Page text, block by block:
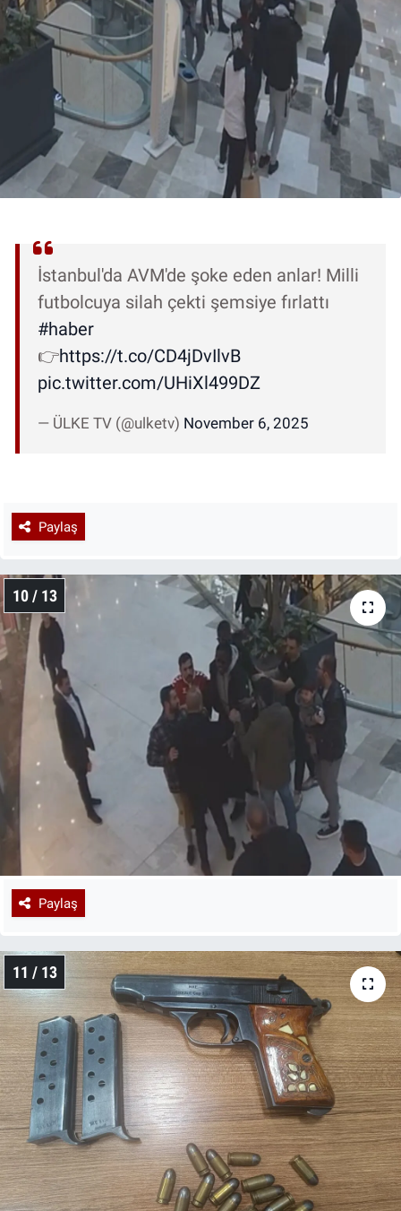
İstanbul'da AVM'de şoke eden anlar! Milli
futbolcuya silah çekti şemsiye fırlattı
#haber
👉https://t.co/CD4jDvIlvB
pic.twitter.com/UHiXl499DZ
— ÜLKE TV (@ulketv) November 6, 2025
Paylaş
10 / 13
Paylaş
11 / 13